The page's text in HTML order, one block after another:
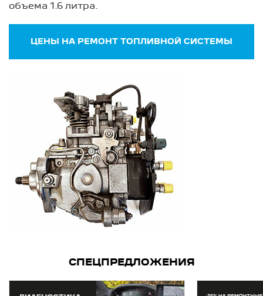
объема 1.6 литра.
ЦЕНЫ НА РЕМОНТ ТОПЛИВНОЙ СИСТЕМЫ
СПЕЦПРЕДЛОЖЕНИЯ